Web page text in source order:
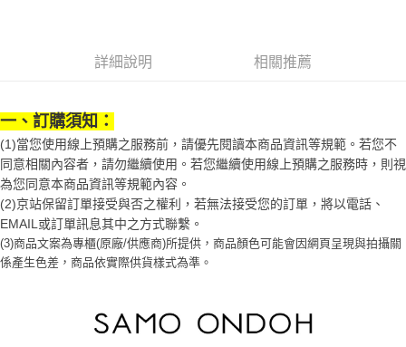
法說明評估內容。
【繳款方式說明】
2.透過簡訊連結打開帳單後，可選擇「超商條碼／台灣大直營門市／銀行轉
帳／街口支付／iPASS MONEY」等通路繳費。
【注意事項】
1.本服務係由「台灣大哥大股份有限公司」（以下簡稱本公司）所提供，讓
用戶於交易時，得透過本服務購買商品或服務，並由商店將買賣／分期付款
買賣價金債權讓與本公司後，依約使用本公司帳單繳交帳款。
2.基於同意付款使用「大哥付你分期」之契約關係目的，商店將以您的個人
資料（包含姓名、電話或地址）提供予台灣大哥大進項蒐集、處理及利用，
由本公司與您本人進行分期帳單所需資料之確認、核對及更正。
３．安心：先確認商品／服務後，再付款。
１．於結帳方式選擇「AFTEE先享後付」後，將跳轉至「AFTEE先享後付」
結帳頁面，進行簡訊認證並確認金額後，即可完成結帳。
２．訂單成立數日內，您將收到繳費通知簡訊。
３．收到繳費通知簡訊後14天內，點擊此簡訊中的連結，可透過四大超商／
ATM／網路銀行／等多元方式進行付款，方視為交易完成。
※ 請注意：結帳手續完成當下不需立刻繳費，但若您需要取消訂單，請聯絡
購買商品的店家。未經商家同意取消之訂單仍視為有效，需透過AFTEE先享
後付繳納相關費用。
※ 交易是否成功請以「AFTEE先享後付 」之結帳頁面顯示為準，若有關於
是否繳費成功／繳費後需取消欲退款等相關疑問，請聯繫「AFTEE先享後付
客戶支援中心」https://netprotections.freshdesk.com/support/home
１．透過由恩沛科技股份有限公司提供之「AFTEE先享後付」服務完成之交
易，需依本服務之必要範圍內提供個人資料，並將交易相關給付款項請求債
付款後全家取貨
付款後7-11取貨
每筆NT$70，滿NT$899(含以上)免運費
宅配
每筆NT$100，滿NT$1,000(含以上)免運費
京站台北店客服中心(1F星巴克旁) 即日起不提供京站紙袋，取件時
請自備購物袋，若需購買紙袋可現場詢問
詳細說明 相關推薦
一、訂購須知：
(1)當您使用線上預購之服務前，請優先閱讀本商品資訊等規範。若您不
同意相關內容者，請勿繼續使用。若您繼續使用線上預購之服務時，則視
為您同意本商品資訊等規範內容。
(2)京站保留訂單接受與否之權利，若無法接受您的訂單，將以電話、
EMAIL或訂單訊息其中之方式聯繫。
(3)商品文案為專櫃(原廠/供應商)所提供，商品顏色可能會因網頁呈現與拍攝關
係產生色差，商品依實際供貨樣式為準。